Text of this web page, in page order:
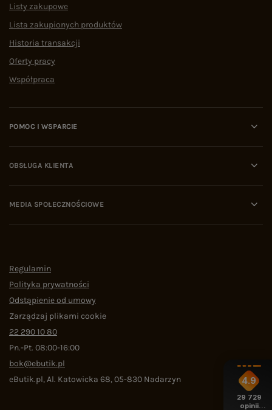
Listy zakupowe
Lista zakupionych produktów
Historia transakcji
Oferty pracy
Współpraca
POMOC I WSPARCIE
OBSŁUGA KLIENTA
MEDIA SPOŁECZNOŚCIOWE
Regulamin
Polityka prywatności
Odstąpienie od umowy
Zarządzaj plikami cookie
22 290 10 80
Pn.-Pt. 08:00-16:00
bok@ebutik.pl
eButik.pl,Al. Katowicka 68,05-830 Nadarzyn 4.9
29 729
opinii